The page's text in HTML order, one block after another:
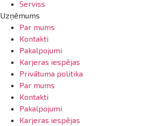
Serviss
Uzņēmums
Par mums
Kontakti
Pakalpojumi
Karjeras iespējas
Privātuma politika
Par mums
Kontakti
Pakalpojumi
Karjeras iespējas